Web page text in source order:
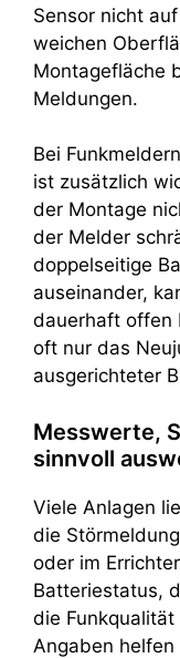
Sensor nicht
weichen
Montagefläche
Meldungen.
Bei
ist zusätzlich
der Montage
der Melder
doppelseitige
auseinander,
dauerhaft offen
oft nur das
ausgerichteter
Messwerte,
sinnvoll
Viele Anlagen
die
oder im
Batteriestatus,
die
Angaben